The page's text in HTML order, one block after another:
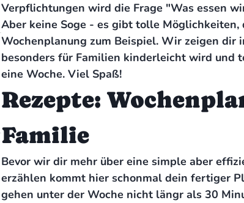
Verpflichtungen wird die Frage "Was essen
Aber keine Soge - es gibt tolle
Wochenplanung zum Beispiel. Wir zeigen dir
besonders für Familien kinderleicht wird und
eine Woche. Viel Spaß!
Rezepte:
Familie
Bevor wir dir mehr über eine simple aber
erzählen kommt hier schonmal dein fertiger
gehen unter der Woche nicht längr als 30